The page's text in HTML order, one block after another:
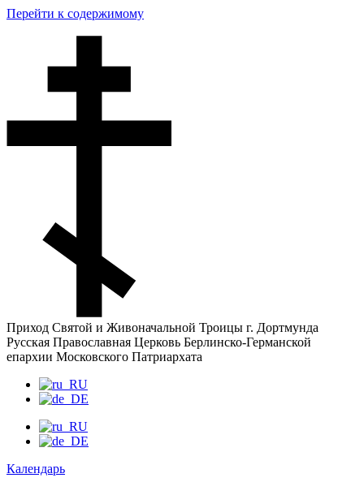
Перейти к содержимому
Приход Святой и Живоначальной Троицы г. Дортмунда
Русская Православная Церковь Берлинско-Германской
епархии Московского Патриархата
Календарь